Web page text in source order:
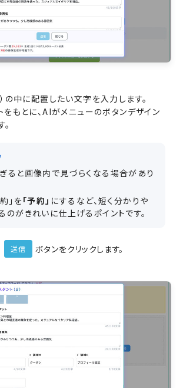
の中に配置したい文字を入力します。
をもとに、AIがメニューのボタンデザイン
ると画像内で見づらくなる場合があり
」を「予約」 にするなど、短く分かりや
のがきれいに仕上げるポイントです。
送信 ボタンをクリックします。